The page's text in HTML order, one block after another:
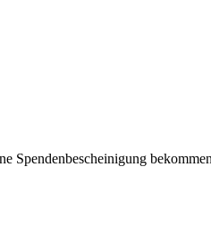
Spendenbescheinigung